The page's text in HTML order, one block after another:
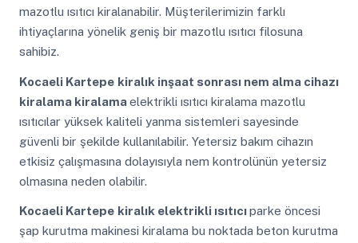
mazotlu ısıtıcı kiralanabilir. Müşterilerimizin farklı
ihtiyaçlarına yönelik geniş bir mazotlu ısıtıcı filosuna
sahibiz.
Kocaeli Kartepe kiralık inşaat sonrası nem alma cihazı
kiralama kiralamaelektrikli ısıtıcı kiralama mazotlu
ısıtıcılar yüksek kaliteli yanma sistemleri sayesinde
güvenli bir şekilde kullanılabilir. Yetersiz bakım cihazın
etkisiz çalışmasına dolayısıyla nem kontrolünün yetersiz
olmasına neden olabilir.
Kocaeli Kartepe kiralık elektrikli ısıtıcıparke öncesi
şap kurutma makinesi kiralama bu noktada beton kurutma